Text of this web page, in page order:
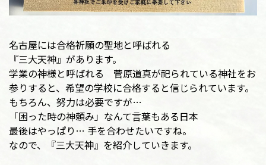
名古屋には合格祈願の聖地と呼ばれる
『三大天神』があります。
学業の神様と呼ばれる 菅原道真が祀られている神社をお
参りすると、希望の学校に合格すると信じられています。
もちろん、努力は必要ですが…
「困った時の神頼み」なんて言葉もある日本
最後はやっぱり… 手を合わせたいですね。
なので、『三大天神』を紹介していきます。